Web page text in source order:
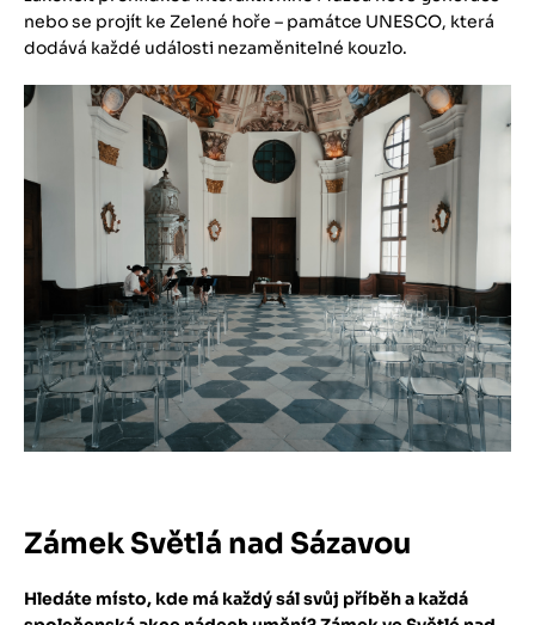
nebo se projít ke Zelené hoře – památce UNESCO, která
dodává každé události nezaměnitelné kouzlo.
Zámek Světlá nad Sázavou
Hledáte místo, kde má každý sál svůj příběh a každá